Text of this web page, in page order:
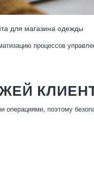
для магазина одежды
процессов
операциями, поэтому